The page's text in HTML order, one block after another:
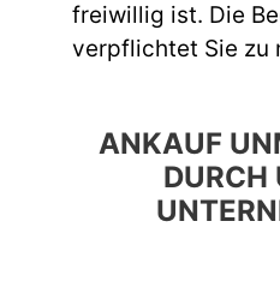
freiwillig ist. Die
verpflichtet Sie zu
ANKAUF
DURCH